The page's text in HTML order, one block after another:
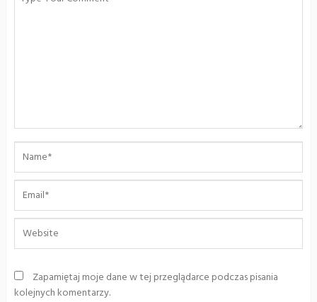
Zapamiętaj moje dane w tej przeglądarce podczas pisania
kolejnych komentarzy.